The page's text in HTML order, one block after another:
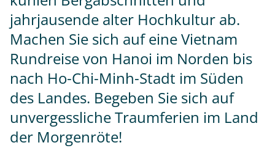
jahrjausende alter Hochkultur ab.
Machen Sie sich auf eine Vietnam
Rundreise von Hanoi im Norden bis
nach Ho-Chi-Minh-Stadt im Süden
des Landes. Begeben Sie sich auf
unvergessliche Traumferien im Land
der Morgenröte!